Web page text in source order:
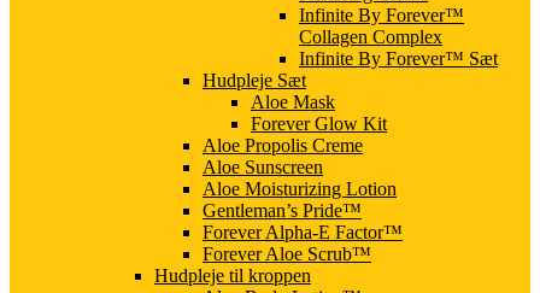
Infinite By Forever™
Collagen Complex
Infinite By Forever™ Sæt
Hudpleje Sæt
Aloe Mask
Forever Glow Kit
Aloe Propolis Creme
Aloe Sunscreen
Aloe Moisturizing Lotion
Gentleman’s Pride™
Forever Alpha-E Factor™
Forever Aloe Scrub™
Hudpleje til kroppen